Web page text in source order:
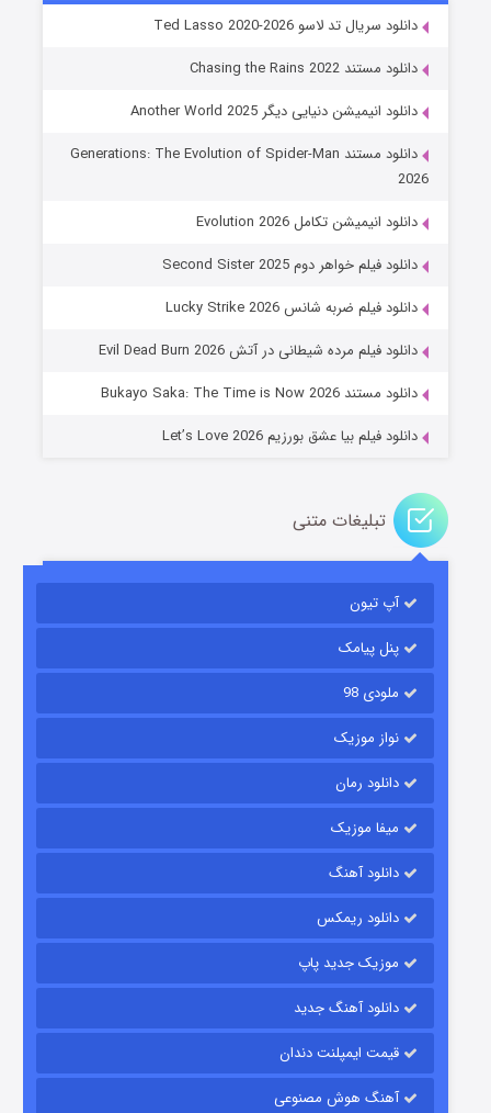
خاندان اژدها فصل ۳
جادوگری در مغولستان
باب اسفنجی فصل ۱۷
قسمت۶ (زیرنویس) منتشر شد
قسمت۱۵ (دوبله) منتشر شد
دانلود سریال تد لاسو Ted Lasso 2020-2026
دانلود مستند Chasing the Rains 2022
دانلود انیمیشن دنیایی دیگر Another World 2025
دانلود مستند Generations: The Evolution of Spider-Man
2026
دانلود انیمیشن تکامل Evolution 2026
دانلود فیلم خواهر دوم Second Sister 2025
دانلود فیلم ضربه شانس Lucky Strike 2026
دانلود فیلم مرده شیطانی در آتش Evil Dead Burn 2026
دانلود مستند Bukayo Saka: The Time is Now 2026
دانلود فیلم بیا عشق بورزیم Let’s Love 2026
تبلیغات متنی
آپ تیون
پنل پیامک
ملودی 98
نواز موزیک
دانلود رمان
میفا موزیک
دانلود آهنگ
دانلود ریمکس
موزیک جدید پاپ
دانلود آهنگ جدید
قیمت ایمپلنت دندان
آهنگ هوش مصنوعی